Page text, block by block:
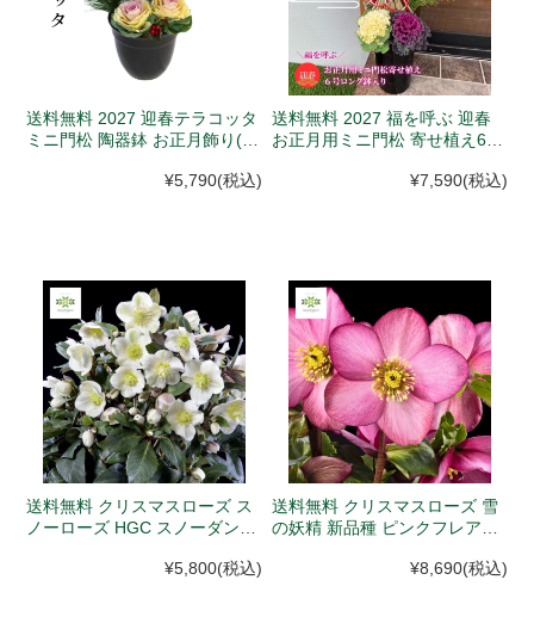
送料無料 2027 迎春テラコッタ
ミニ門松 陶器鉢 お正月飾り(12
¥5,790(税込)
送料無料 2027 福を呼ぶ 迎春
お正月用ミニ門松 寄せ植え6号
¥7,590(税込)
送料無料 クリスマスローズ ス
ノーローズ HGC スノーダンス
¥5,800(税込)
送料無料 クリスマスローズ 雪
の妖精 新品種 ピンクフレア
¥8,690(税込)